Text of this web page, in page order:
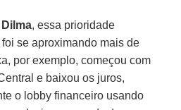
Dilma, essa prioridade
se aproximando mais de
por exemplo, começou com
e baixou os juros,
o lo­bby financeiro usando